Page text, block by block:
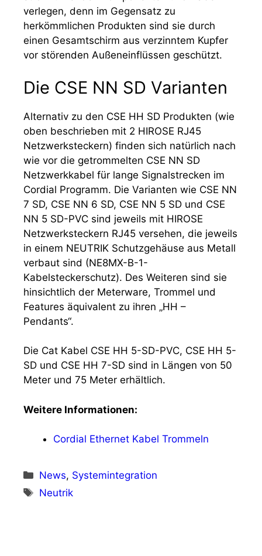
verlegen, denn im Gegensatz zu
herkömmlichen Produkten sind sie durch
einen Gesamtschirm aus verzinntem Kupfer
vor störenden Außeneinflüssen geschützt.
Die CSE NN SD Varianten
Alternativ zu den CSE HH SD Produkten (wie
oben beschrieben mit 2 HIROSE RJ45
Netzwerksteckern) finden sich natürlich nach
wie vor die getrommelten CSE NN SD
Netzwerkkabel für lange Signalstrecken im
Cordial Programm. Die Varianten wie CSE NN
7 SD, CSE NN 6 SD, CSE NN 5 SD und CSE
NN 5 SD-PVC sind jeweils mit HIROSE
Netzwerksteckern RJ45 versehen, die jeweils
in einem NEUTRIK Schutzgehäuse aus Metall
verbaut sind (NE8MX-B-1-
Kabelsteckerschutz). Des Weiteren sind sie
hinsichtlich der Meterware, Trommel und
Features äquivalent zu ihren „HH –
Pendants“.
Die Cat Kabel CSE HH 5-SD-PVC, CSE HH 5-
SD und CSE HH 7-SD sind in Längen von 50
Meter und 75 Meter erhältlich.
Weitere Informationen:
Cordial Ethernet Kabel Trommeln
Kategorien
News, Systemintegration
Schlagwörter
Neutrik